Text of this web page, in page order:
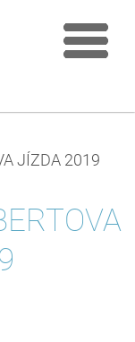
JÍZDA 2019